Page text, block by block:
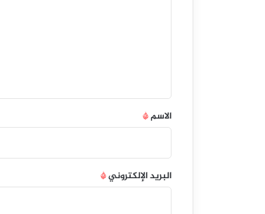
*
الاسم*
البريد الإلكتروني*